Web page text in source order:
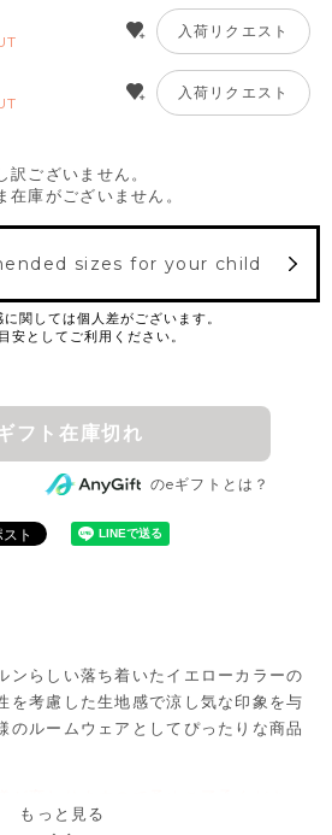
入荷リクエスト
入荷リクエスト
訳ございません。
在庫がございません。
sizes for your child
フト在庫切れ
のeギフトとは？
ンらしい落ち着いたイエローカラーの
を考慮した生地感で涼し気な印象を与
のルームウェアとしてぴったりな商品
もっと見る